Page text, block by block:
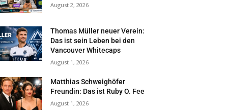
August 2, 2026
Thomas Müller neuer Verein:
Das ist sein Leben bei den
Vancouver Whitecaps
August 1, 2026
Matthias Schweighöfer
Freundin: Das ist Ruby O. Fee
August 1, 2026